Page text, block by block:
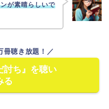
が素晴らしいで
冊聴き放題！／
討ち』を聴い
る